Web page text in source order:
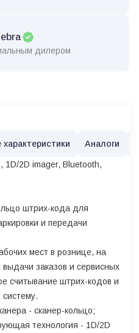
дилером
характеристики Аналоги
1D/2D imager, Bluetooth,
штрих-кода для
и передачи
мест в рознице, на
выдачи заказов и сервисных
считывание штрих-кодов и
- сканер-кольцо;
технология - 1D/2D